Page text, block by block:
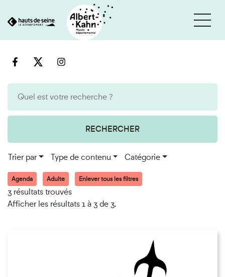
au
RECHERCHER
Trier par Type de contenu Catégorie
Agenda Adulte Enlever tous les filtres
3 résultats trouvés
Afficher les résultats 1 à 3 de 3.
Cookies et traceurs utilisés sur ce site